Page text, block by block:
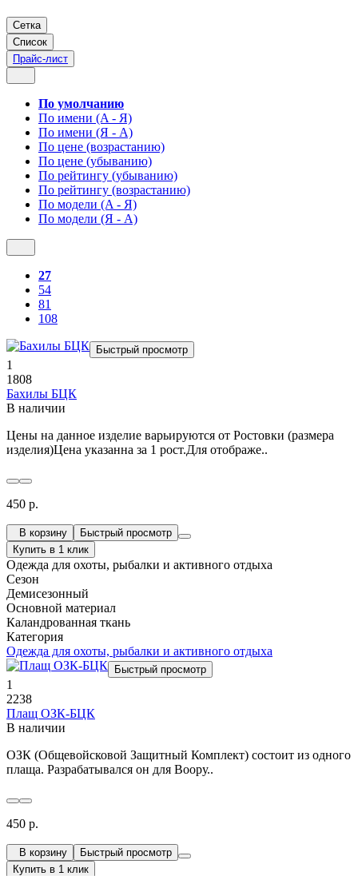
Сетка
Список
Прайс-лист
По умолчанию
По имени (A - Я)
По имени (Я - A)
По цене (возрастанию)
По цене (убыванию)
По рейтингу (убыванию)
По рейтингу (возрастанию)
По модели (A - Я)
По модели (Я - A)
27
54
81
108
Быстрый просмотр
1
1808
Бахилы БЦК
В наличии
Цены на данное изделие варьируются от Ростовки (размера
изделия)Цена указанна за 1 рост.Для отображе..
450 р.
В корзину
Быстрый просмотр
Купить в 1 клик
Одежда для охоты, рыбалки и активного отдыха
Сезон
Демисезонный
Основной материал
Каландрованная ткань
Категория
Одежда для охоты, рыбалки и активного отдыха
Быстрый просмотр
1
2238
Плащ ОЗК-БЦК
В наличии
ОЗК (Общевойсковой Защитный Комплект) состоит из одного
плаща. Разрабатывался он для Воору..
450 р.
В корзину
Быстрый просмотр
Купить в 1 клик